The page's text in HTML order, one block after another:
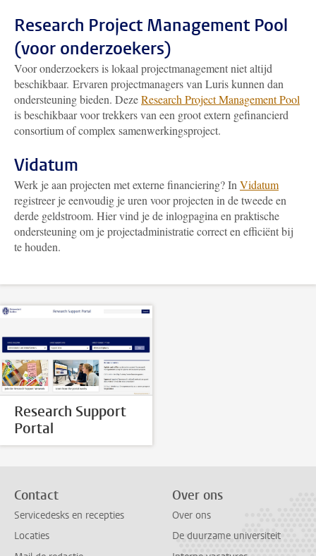
Research Project Management Pool
(voor onderzoekers)
Voor onderzoekers is lokaal projectmanagement niet altijd
beschikbaar. Ervaren projectmanagers van Luris kunnen dan
ondersteuning bieden. DezeResearch Project Management Pool
is beschikbaar voor trekkers van een groot extern gefinancierd
consortium of complex samenwerkingsproject.
Vidatum
Werk je aan projecten met externe financiering? In Vidatum
registreer je eenvoudig je uren voor projecten in de tweede en
derde geldstroom. Hier vind je de inlogpagina en praktische
ondersteuning om je projectadministratie correct en efficiënt bij
te houden.
Research Support
Portal
Contact
Servicedesks en recepties
Locaties
Over ons
Over ons
De duurzame universiteit